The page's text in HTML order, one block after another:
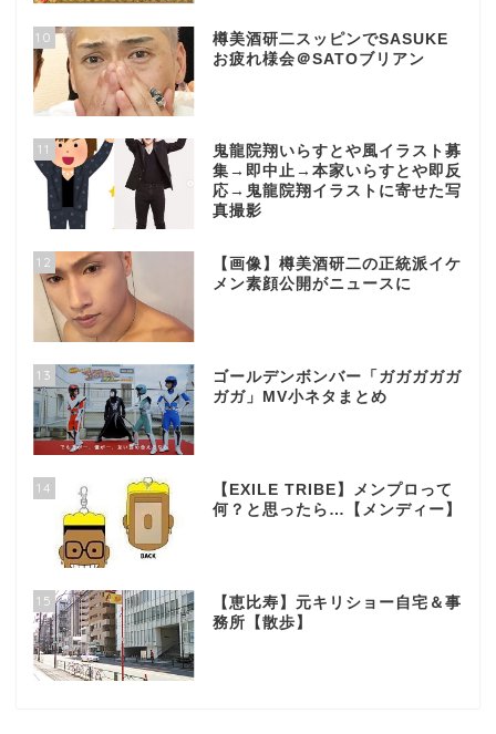
10
樽美酒研二スッピンでSASUKE
お疲れ様会＠SATOブリアン
11
鬼龍院翔いらすとや風イラスト募
集→即中止→本家いらすとや即反
応→鬼龍院翔イラストに寄せた写
真撮影
12
【画像】樽美酒研二の正統派イケ
メン素顔公開がニュースに
13
ゴールデンボンバー「ガガガガガ
ガガ」MV小ネタまとめ
14
【EXILE TRIBE】メンプロって
何？と思ったら…【メンディー】
15
【恵比寿】元キリショー自宅＆事
務所【散歩】